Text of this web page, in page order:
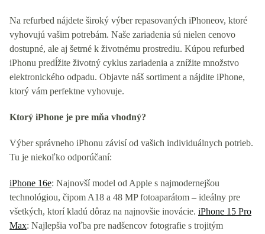
Na refurbed nájdete široký výber repasovaných iPhoneov, ktoré
vyhovujú vašim potrebám. Naše zariadenia sú nielen cenovo
dostupné, ale aj šetrné k životnému prostrediu. Kúpou refurbed
iPhonu predĺžite životný cyklus zariadenia a znížite množstvo
elektronického odpadu. Objavte náš sortiment a nájdite iPhone,
ktorý vám perfektne vyhovuje.
Ktorý iPhone je pre mňa vhodný?
Výber správneho iPhonu závisí od vašich individuálnych potrieb.
Tu je niekoľko odporúčaní:
iPhone 16e: Najnovší model od Apple s najmodernejšou
technológiou, čipom A18 a 48 MP fotoaparátom – ideálny pre
všetkých, ktorí kladú dôraz na najnovšie inovácie. iPhone 15 Pro
Max: Najlepšia voľba pre nadšencov fotografie s trojitým